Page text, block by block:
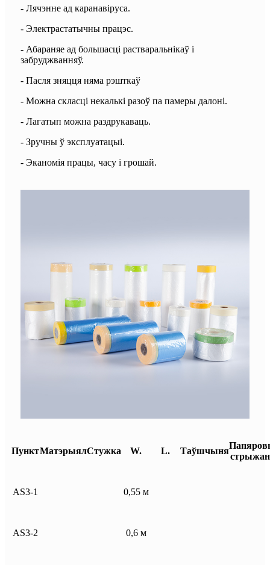
- Лячэнне ад каранавіруса.
- Электрастатычны працэс.
- Абараняе ад большасці растваральнікаў і
забруджванняў.
- Пасля зняцця няма рэшткаў
- Можна скласці некалькі разоў па памеры далоні.
- Лагатып можна раздрукаваць.
- Зручны ў эксплуатацыі.
- Эканомія працы, часу і грошай.
ПунктМатэрыялСтужка W. L. Таўшчыня
AS3-1 0,55 м
AS3-2 0,6 м